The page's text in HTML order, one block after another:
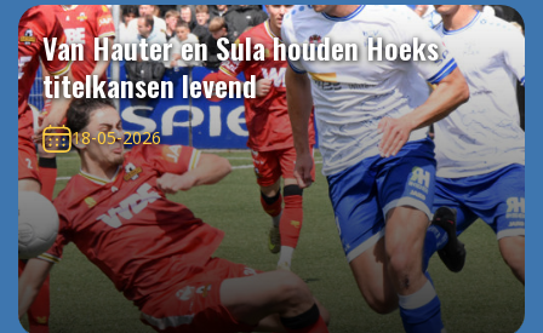
Van Hauter en Sula houden Hoeks
titelkansen levend
18-05-2026